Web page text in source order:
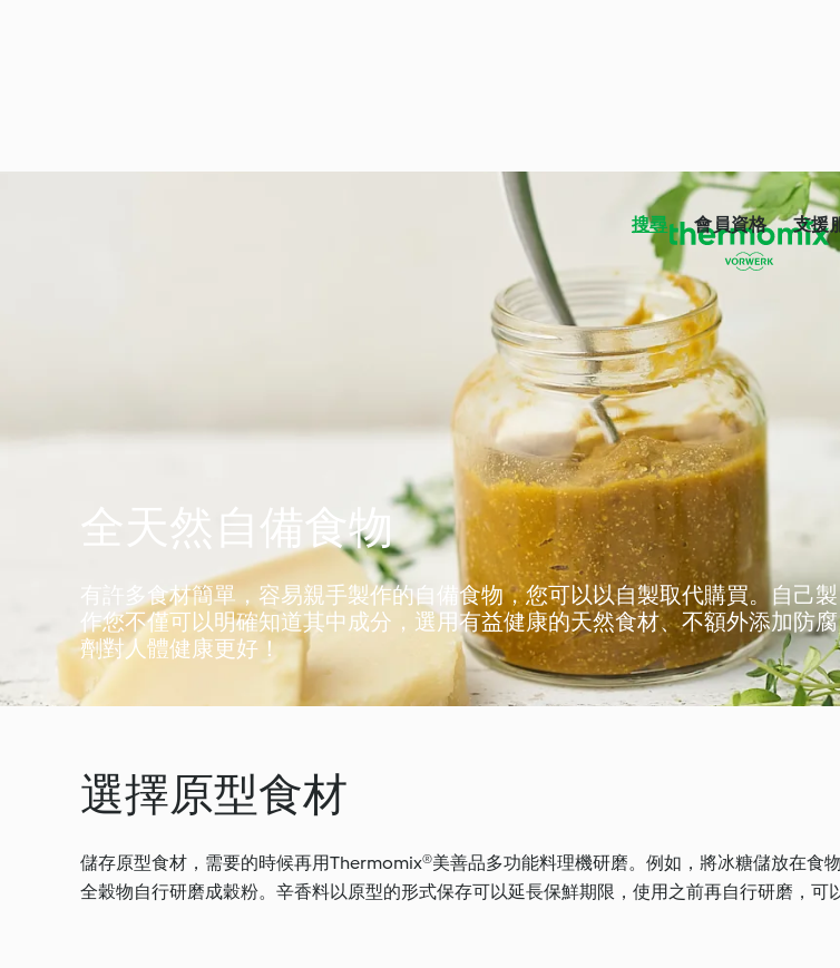
搜尋 會員資格 支援
全天然自備食物
有許多食材簡單，容易親手製作的自備食物，您可以以自製取代購買。自己製
作您不僅可以明確知道其中成分，選用有益健康的天然食材、不額外添加防腐
劑對人體健康更好！
選擇原型食材
儲存原型食材，需要的時候再用Thermomix®美善品多功能料理機研磨。例如，將冰糖儲放在食
全穀物自行研磨成穀粉。辛香料以原型的形式保存可以延長保鮮期限，使用之前再自行研磨，可